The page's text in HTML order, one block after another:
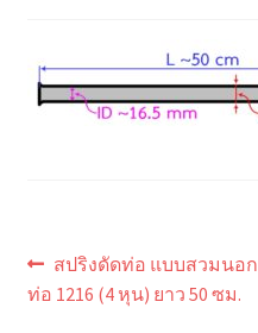
แนะแนว
เรื่อง
Previous
post:
สปริงดัดท่อ แบบสวมนอก
ท่อ 1216 (4 หุน) ยาว 50 ซม.